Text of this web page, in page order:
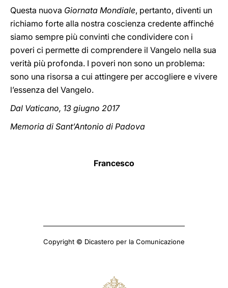
Questa nuova Giornata Mondiale, pertanto, diventi un
richiamo forte alla nostra coscienza credente affinché
siamo sempre più convinti che condividere con i
poveri ci permette di comprendere il Vangelo nella sua
verità più profonda. I poveri non sono un problema:
sono una risorsa a cui attingere per accogliere e vivere
l’essenza del Vangelo.
Dal Vaticano, 13 giugno 2017
Memoria di Sant’Antonio di Padova
Francesco
Copyright © Dicastero per la Comunicazione